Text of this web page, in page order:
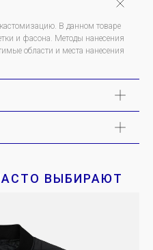
В данном товаре
и фасона. Методы нанесения
области и места нанесения
ВЫБИРАЮТ